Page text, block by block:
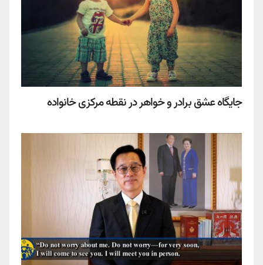
جایگاه عشق برادر و خواهر در نقطه مرکزی خانواده